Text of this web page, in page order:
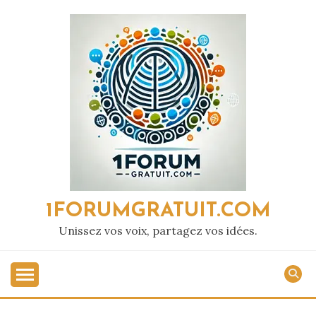
1FORUMGRATUIT.COM
Unissez vos voix, partagez vos idées.